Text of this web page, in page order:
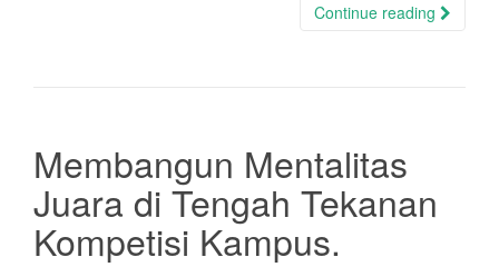
Continue reading
Membangun Mentalitas
Juara di Tengah Tekanan
Kompetisi Kampus.